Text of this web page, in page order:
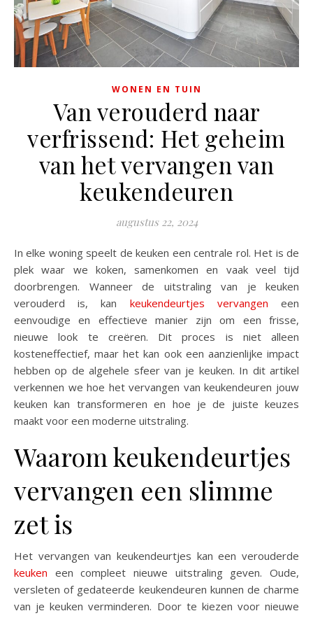
WONEN EN TUIN
Van verouderd naar
verfrissend: Het geheim
van het vervangen van
keukendeuren
augustus 22, 2024
In elke woning speelt de keuken een centrale rol. Het is de
plek waar we koken, samenkomen en vaak veel tijd
doorbrengen. Wanneer de uitstraling van je keuken
verouderd is, kan keukendeurtjes vervangen een
eenvoudige en effectieve manier zijn om een frisse,
nieuwe look te creëren. Dit proces is niet alleen
kosteneffectief, maar het kan ook een aanzienlijke impact
hebben op de algehele sfeer van je keuken. In dit artikel
verkennen we hoe het vervangen van keukendeuren jouw
keuken kan transformeren en hoe je de juiste keuzes
maakt voor een moderne uitstraling.
Waarom keukendeurtjes
vervangen een slimme
zet is
Het vervangen van keukendeurtjes kan een verouderde
keuken een compleet nieuwe uitstraling geven. Oude,
versleten of gedateerde keukendeuren kunnen de charme
van je keuken verminderen. Door te kiezen voor nieuwe